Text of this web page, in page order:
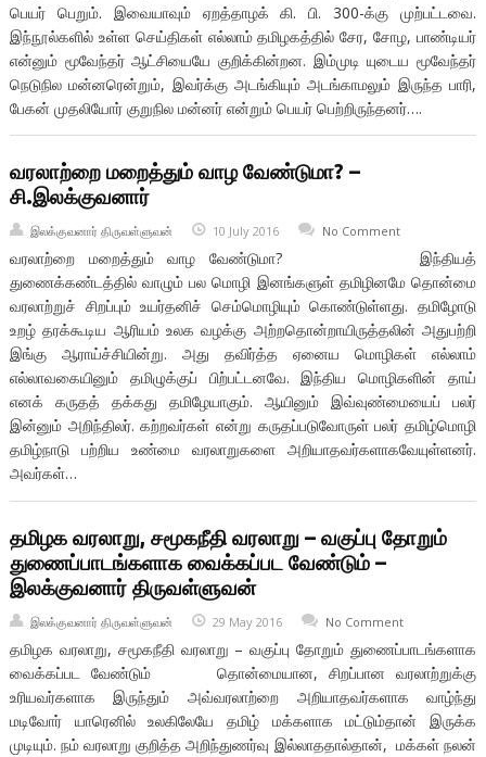
பெயர் பெறும். இவையாவும் ஏறத்தாழக் கி. பி. 300-க்கு முற்பட்டவை.
இந்நூல்களில் உள்ள செய்திகள் எல்லாம் தமிழகத்தில் சேர, சோழ, பாண்டியர்
என்னும் மூவேந்தர் ஆட்சியையே குறிக்கின்றன. இம்முடி யுடைய மூவேந்தர்
நெடுநில மன்னரென்றும், இவர்க்கு அடங்கியும் அடங்காமலும் இருந்த பாரி,
பேகன் முதலியோர் குறுநில மன்னர் என்றும் பெயர் பெற்றிருந்தனர்….
வரலாற்றை மறைத்தும் வாழ வேண்டுமா? –
சி.இலக்குவனார்
இலக்குவனார் திருவள்ளுவன் 10 July 2016 No Comment
வரலாற்றை மறைத்தும் வாழ வேண்டுமா? இந்தியத்
துணைக்கண்டத்தில் வாழும் பல மொழி இனங்களுள் தமிழினமே தொன்மை
வரலாற்றுச் சிறப்பும் உயர்தனிச் செம்மொழியும் கொண்டுள்ளது. தமிழோடு
உறழ் தரக்கூடிய ஆரியம் உலக வழக்கு அற்றதொன்றாயிருத்தலின் அதுபற்றி
இங்கு ஆராய்ச்சியின்று. அது தவிர்த்த ஏனைய மொழிகள் எல்லாம்
எல்லாவகையினும் தமிழுக்குப் பிற்பட்டனவே. இந்திய மொழிகளின் தாய்
எனக் கருதத் தக்கது தமிழேயாகும். ஆயினும் இவ்வுண்மையைப் பலர்
இன்னும் அறிந்திலர். கற்றவர்கள் என்று கருதப்படுவோருள் பலர் தமிழ்மொழி
தமிழ்நாடு பற்றிய உண்மை வரலாறுகளை அறியாதவர்களாகவேயுள்ளனர்.
அவர்கள்…
தமிழக வரலாறு, சமூகநீதி வரலாறு – வகுப்பு தோறும்
துணைப்பாடங்களாக வைக்கப்பட வேண்டும் –
இலக்குவனார் திருவள்ளுவன்
இலக்குவனார் திருவள்ளுவன் 29 May 2016 No Comment
தமிழக வரலாறு, சமூகநீதி வரலாறு – வகுப்பு தோறும் துணைப்பாடங்களாக
வைக்கப்பட வேண்டும் தொன்மையான, சிறப்பான வரலாற்றுக்கு
உரியவர்களாக இருந்தும் அவ்வரலாற்றை அறியாதவர்களாக வாழ்ந்து
மடிவோர் யாரெனில் உலகிலேயே தமிழ் மக்களாக மட்டும்தான் இருக்க
முடியும். நம் வரலாறு குறித்த அறிந்துணர்வு இல்லாததால்தான், மக்கள் நலன்